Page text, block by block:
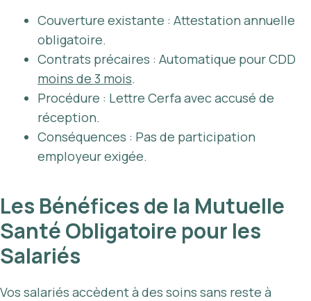
Couverture existante : Attestation annuelle
obligatoire.
Contrats précaires : Automatique pour CDD
moins de 3 mois.
Procédure : Lettre Cerfa avec accusé de
réception.
Conséquences : Pas de participation
employeur exigée.
Les Bénéfices de la Mutuelle
Santé Obligatoire pour les
Salariés
Vos salariés accèdent à des soins sans reste à